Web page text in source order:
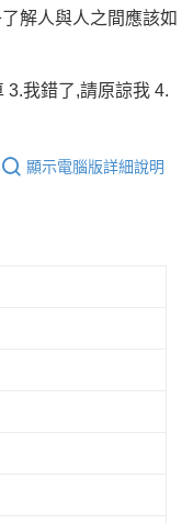
解人與人之間應該如
我錯了,請原諒我 4.
顯示電腦版詳細說明